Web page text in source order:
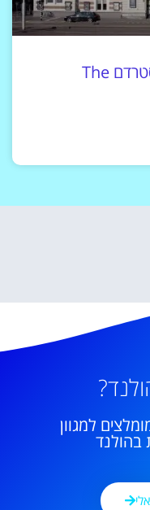
היכל הקונצרטים אמסטרדם The
למגוון
בהולנד